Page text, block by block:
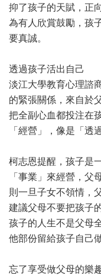
抑了孩子的天賦，正
為有人欣賞鼓勵，孩
要真誠。
透過孩子活出自己
淡江大學教育心理諮
的緊張關係，來自於
把全副心血都投注在
「經營」，像是「透
柯志恩提醒，孩子是
「事業」來經營，父
則一旦子女不領情，
建議父母不要把孩子
孩子的人生不是父母
他部份留給孩子自己
忘了享受做父母的樂